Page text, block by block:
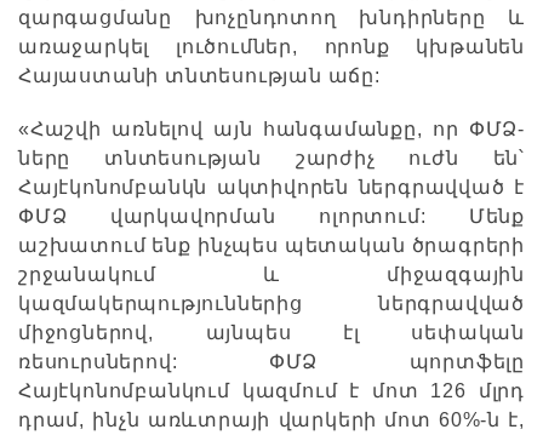
զարգացմանը խոչընդոտող խնդիրները և
առաջարկել լուծումներ, որոնք կխթանեն
Հայաստանի տնտեսության աճը:
«Հաշվի առնելով այն հանգամանքը, որ ՓՄՁ-
ները տնտեսության շարժիչ ուժն են՝
Հայէկոնոմբանկն ակտիվորեն ներգրավված է
ՓՄՁ վարկավորման ոլորտում: Մենք
աշխատում ենք ինչպես պետական ծրագրերի
շրջանակում և միջազգային
կազմակերպություններից ներգրավված
միջոցներով, այնպես էլ սեփական
ռեսուրսներով: ՓՄՁ պորտֆելը
Հայէկոնոմբանկում կազմում է մոտ 126 մլրդ
դրամ, ինչն առևտրայի վարկերի մոտ 60%-ն է,